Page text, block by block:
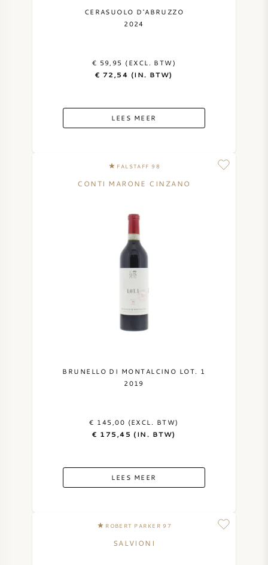
CERASUOLO D'ABRUZZO
2024
€ 59,95 (EXCL. BTW)
€ 72,54 (IN. BTW)
LEES MEER
FALSTAFF 98
CONTI MARONE CINZANO
BRUNELLO DI MONTALCINO LOT. 1
2019
€ 145,00 (EXCL. BTW)
€ 175,45 (IN. BTW)
LEES MEER
ROBERT PARKER 97
SALVIONI